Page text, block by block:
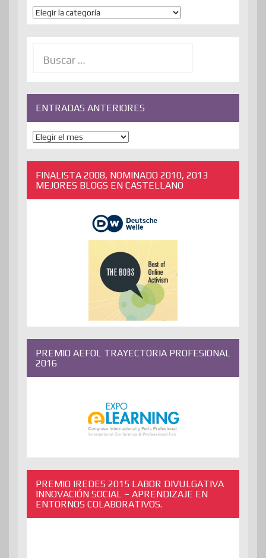
Temas
ENTRADAS ANTERIORES
ENTRADAS
ANTERIORES
FINALISTA 2008, NOMINADO 2010, 2013
MEJORES BLOGS EN CASTELLANO
PREMIO AEFOL TRAYECTORIA PROFESIONAL
2016
PREMIO IREDES 2015 LABOR DIVULGATIVA
INNOVACIÓN SOCIAL – APRENDIZAJE EN
ENTORNOS COLABORATIVOS.